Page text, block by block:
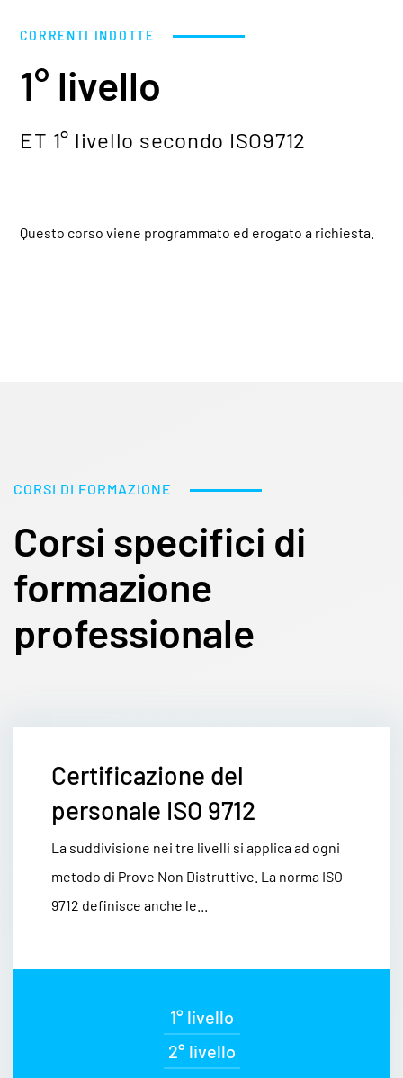
CORRENTI INDOTTE
1° livello
ET 1° livello secondo ISO9712
Questo corso viene programmato ed erogato a richiesta.
CORSI DI FORMAZIONE
Corsi specifici di
formazione
professionale
Certificazione del
personale ISO 9712
La suddivisione nei tre livelli si applica ad ogni
metodo di Prove Non Distruttive. La norma ISO
9712 definisce anche le...
1° livello
2° livello